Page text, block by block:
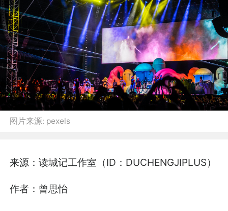
图片来源: pexels
来源：读城记工作室（ID：DUCHENGJIPLUS）
作者：曾思怡